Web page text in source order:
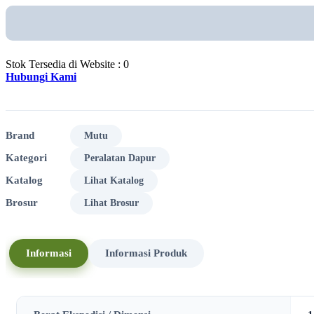
Stok Tersedia di Website : 0
Hubungi Kami
Brand Mutu
Kategori Peralatan Dapur
Katalog Lihat Katalog
Brosur Lihat Brosur
Informasi Informasi Produk